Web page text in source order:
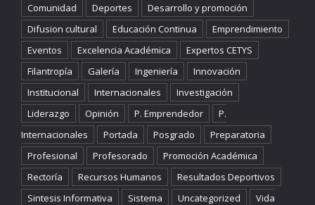
Comunidad
Deportes
Desarrollo y promoción
Difusion cultural
Educación Continua
Emprendimiento
Eventos
Excelencia Académica
Expertos CETYS
Filantropía
Galería Ingeniería
Innovación
Institucional
Internacionales
Investigación
Liderazgo
Opinión P. Emprendedor
P.
Internacionales
Portada Posgrado
Preparatoria
Profesional
Profesorado
Promoción Académica
Rectoría
Recursos Humanos
Resultados Deportivos
Sintesis Informativa
Sistema Uncategorized Vida